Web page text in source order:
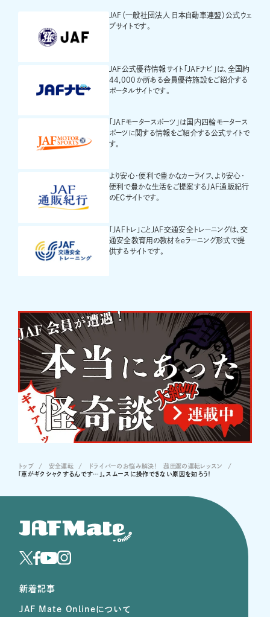
JAF（一般社団法人 日本自動車連盟）公式ウェ
ブサイトです。
JAF公式優待情報サイト「JAFナビ」は、全国約
44,000か所ある会員優待施設をご紹介する
ポータルサイトです。
「JAFモータースポーツ」は国内四輪モータース
ポーツに関する情報をご紹介する公式サイトで
す。
より安心・便利で豊かなカーライフ、より安心・
便利で豊かな生活をご提案するJAF通販紀行
のECサイトです。
「JAFトレ」ことJAF交通安全トレーニングは、交
通安全教育用の教材をeラーニング形式で提
供するサイトです。
トップ 安全運転
ドライバーのお悩み解決！ 菰田潔の運転レッスン
「車がギクシャクするんです…」。スムースに操作できない原因を知ろう！
新着記事
JAF Mate Onlineについて